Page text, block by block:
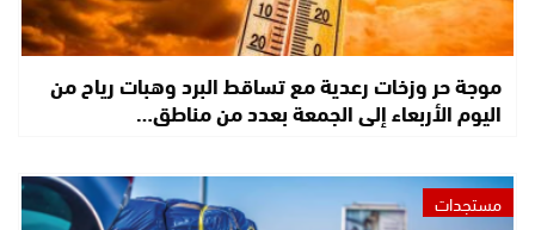
موجة حر وزخات رعدية مع تساقط البرد وهبات رياح من
اليوم الأربعاء إلى الجمعة بعدد من مناطق…
مستجدات